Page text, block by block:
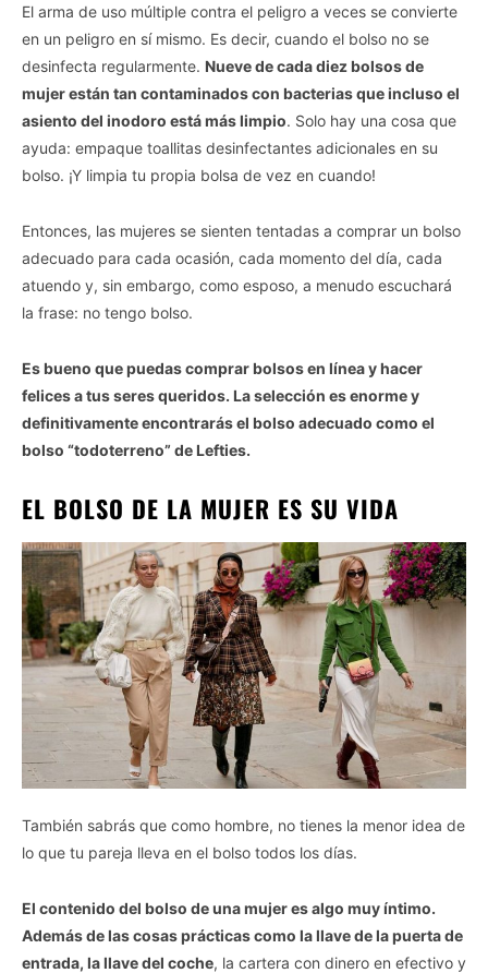
El arma de uso múltiple contra el peligro a veces se convierte
en un peligro en sí mismo. Es decir, cuando el bolso no se
desinfecta regularmente. Nueve de cada diez bolsos de
mujer están tan contaminados con bacterias que incluso el
asiento del inodoro está más limpio. Solo hay una cosa que
ayuda: empaque toallitas desinfectantes adicionales en su
bolso. ¡Y limpia tu propia bolsa de vez en cuando!
Entonces, las mujeres se sienten tentadas a comprar un bolso
adecuado para cada ocasión, cada momento del día, cada
atuendo y, sin embargo, como esposo, a menudo escuchará
la frase: no tengo bolso.
Es bueno que puedas comprar bolsos en línea y hacer
felices a tus seres queridos. La selección es enorme y
definitivamente encontrarás el bolso adecuado como el
bolso “todoterreno” de Lefties.
EL BOLSO DE LA MUJER ES SU VIDA
También sabrás que como hombre, no tienes la menor idea de
lo que tu pareja lleva en el bolso todos los días.
El contenido del bolso de una mujer es algo muy íntimo.
Además de las cosas prácticas como la llave de la puerta de
entrada, la llave del coche, la cartera con dinero en efectivo y